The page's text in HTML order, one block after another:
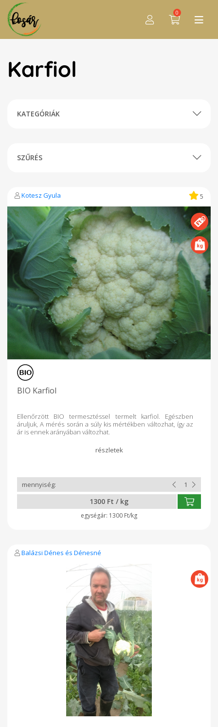
0
Karfiol
KATEGÓRIÁK
SZŰRÉS
Kotesz Gyula 5
BIO Karfiol
Ellenőrzött BIO termesztéssel termelt karfiol. Egészben
áruljuk, A mérés során a súly kis mértékben változhat, így az
ár is ennek arányában változhat.
1300 Ft / kg
1300 Ft/kg
Balázsi Dénes és Dénesné